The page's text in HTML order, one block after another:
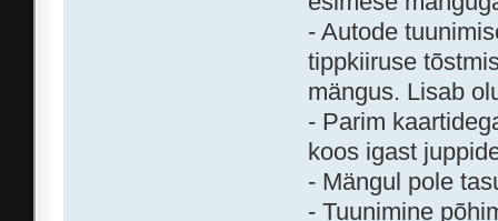
- Autode
tippkiiruse
mängus. Lisab
- Parim
koos igast
- Mängul pole
- Tuunimine